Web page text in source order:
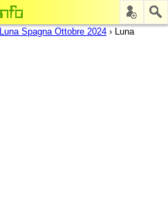
Luna Spagna Ottobre 2024 › Luna